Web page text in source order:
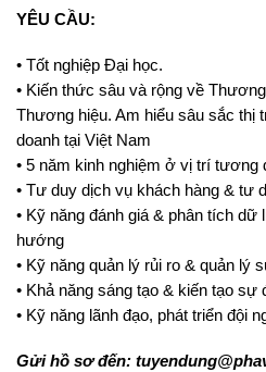
YÊU CẦU:
• Tốt nghiệp Đại học.
• Kiến thức sâu và rộng về
Thương hiệu. Am hiểu sâu sắc
doanh tại Việt Nam
• 5 năm kinh nghiệm ở vị trí tương
• Tư duy dịch vụ khách hàng & tư
• Kỹ năng đánh giá & phân tích dữ
hướng
• Kỹ năng quản lý rủi ro & quản lý
• Khả năng sáng tạo & kiến tạo sự
• Kỹ năng lãnh đạo, phát triển đội
Gửi hồ sơ đến: